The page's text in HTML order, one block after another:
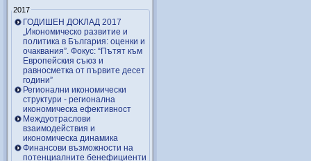
2017
ГОДИШЕН ДОКЛАД 2017
„Икономическо развитие и
политика в България: оценки и
очаквания”. Фокус: “Пътят към
Европейския съюз и
равносметка от първите десет
години”
Регионални икономически
структури - регионална
икономическа ефективност
Междуотраслови
взаимодействия и
икономическа динамика
Финансови възможности на
потенциалните бенефициенти